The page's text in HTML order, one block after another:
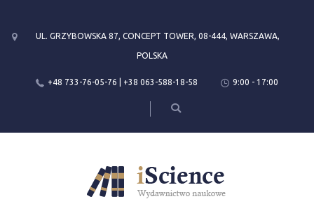
UL. GRZYBOWSKA 87, CONCEPT TOWER, 08-444, WARSZAWA,
POLSKA
+48 733-76-05-76 | +38 063-588-18-58 9:00 - 17:00